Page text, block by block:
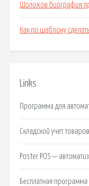
Шолохов биография
Как по шаблону
Links
Программа для
Складской учет
Poster POS —
Бесплатная программа